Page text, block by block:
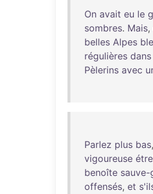
On avait eu le
sombres. Mais,
belles Alpes
régulières dans
Pèlerins avec
Parlez plus bas,
vigoureuse
benoîte sauve-
offensés, et